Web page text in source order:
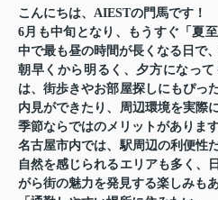
こんにちは、AIESTの門馬です！
6月も中旬となり、もうすぐ「夏
中で最も昼の時間が長くなる日で、
朝早くから明るく、夕方になっ
は、街歩きやお部屋探しにもぴっ
内見ができたり、周辺環境を実際
季節ならではのメリットがあります
名古屋市内では、駅周辺の利便性
自然を感じられるエリアも多く、
がら街の魅力を発見する楽しみもあ